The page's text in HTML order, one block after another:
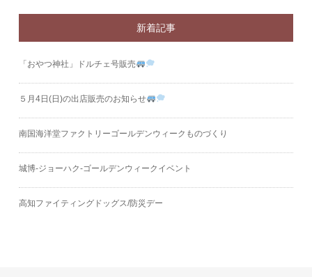
新着記事
「おやつ神社」ドルチェ号販売
５月4日(日)の出店販売のお知らせ
南国海洋堂ファクトリーゴールデンウィークものづくり
城博‐ジョーハク‐ゴールデンウィークイベント
高知ファイティングドッグス/防災デー